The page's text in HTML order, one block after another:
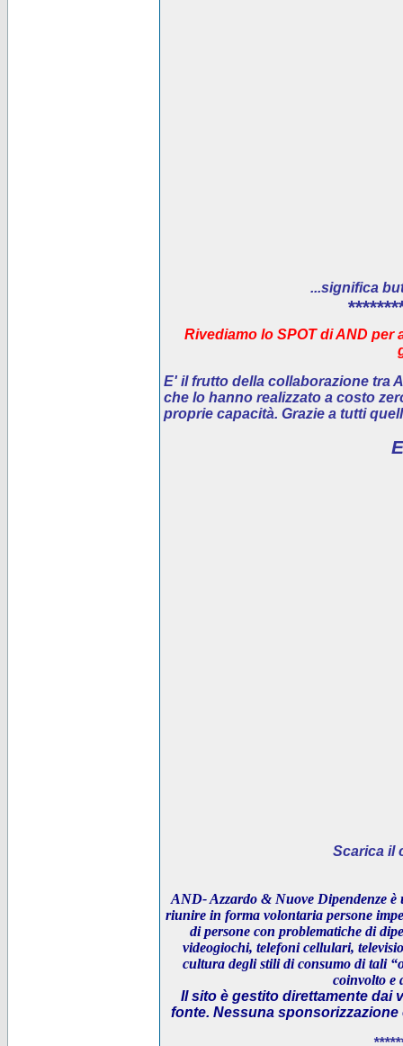
...significa
Rivediamo lo SPOT di AND
E' ilfrutto della collaborazione tra
che lo hanno realizzato a costo
proprie capacità. Grazie a tutti
Scarica il
AND- Azzardo & Nuove Dipendenze è
riunire in forma volontaria persone
di persone con problematiche di
videogiochi, telefoni cellulari,
cultura degli stili di consumo di tali
coinvolto e
Il sito è gestito direttamente dai
fonte. Nessuna